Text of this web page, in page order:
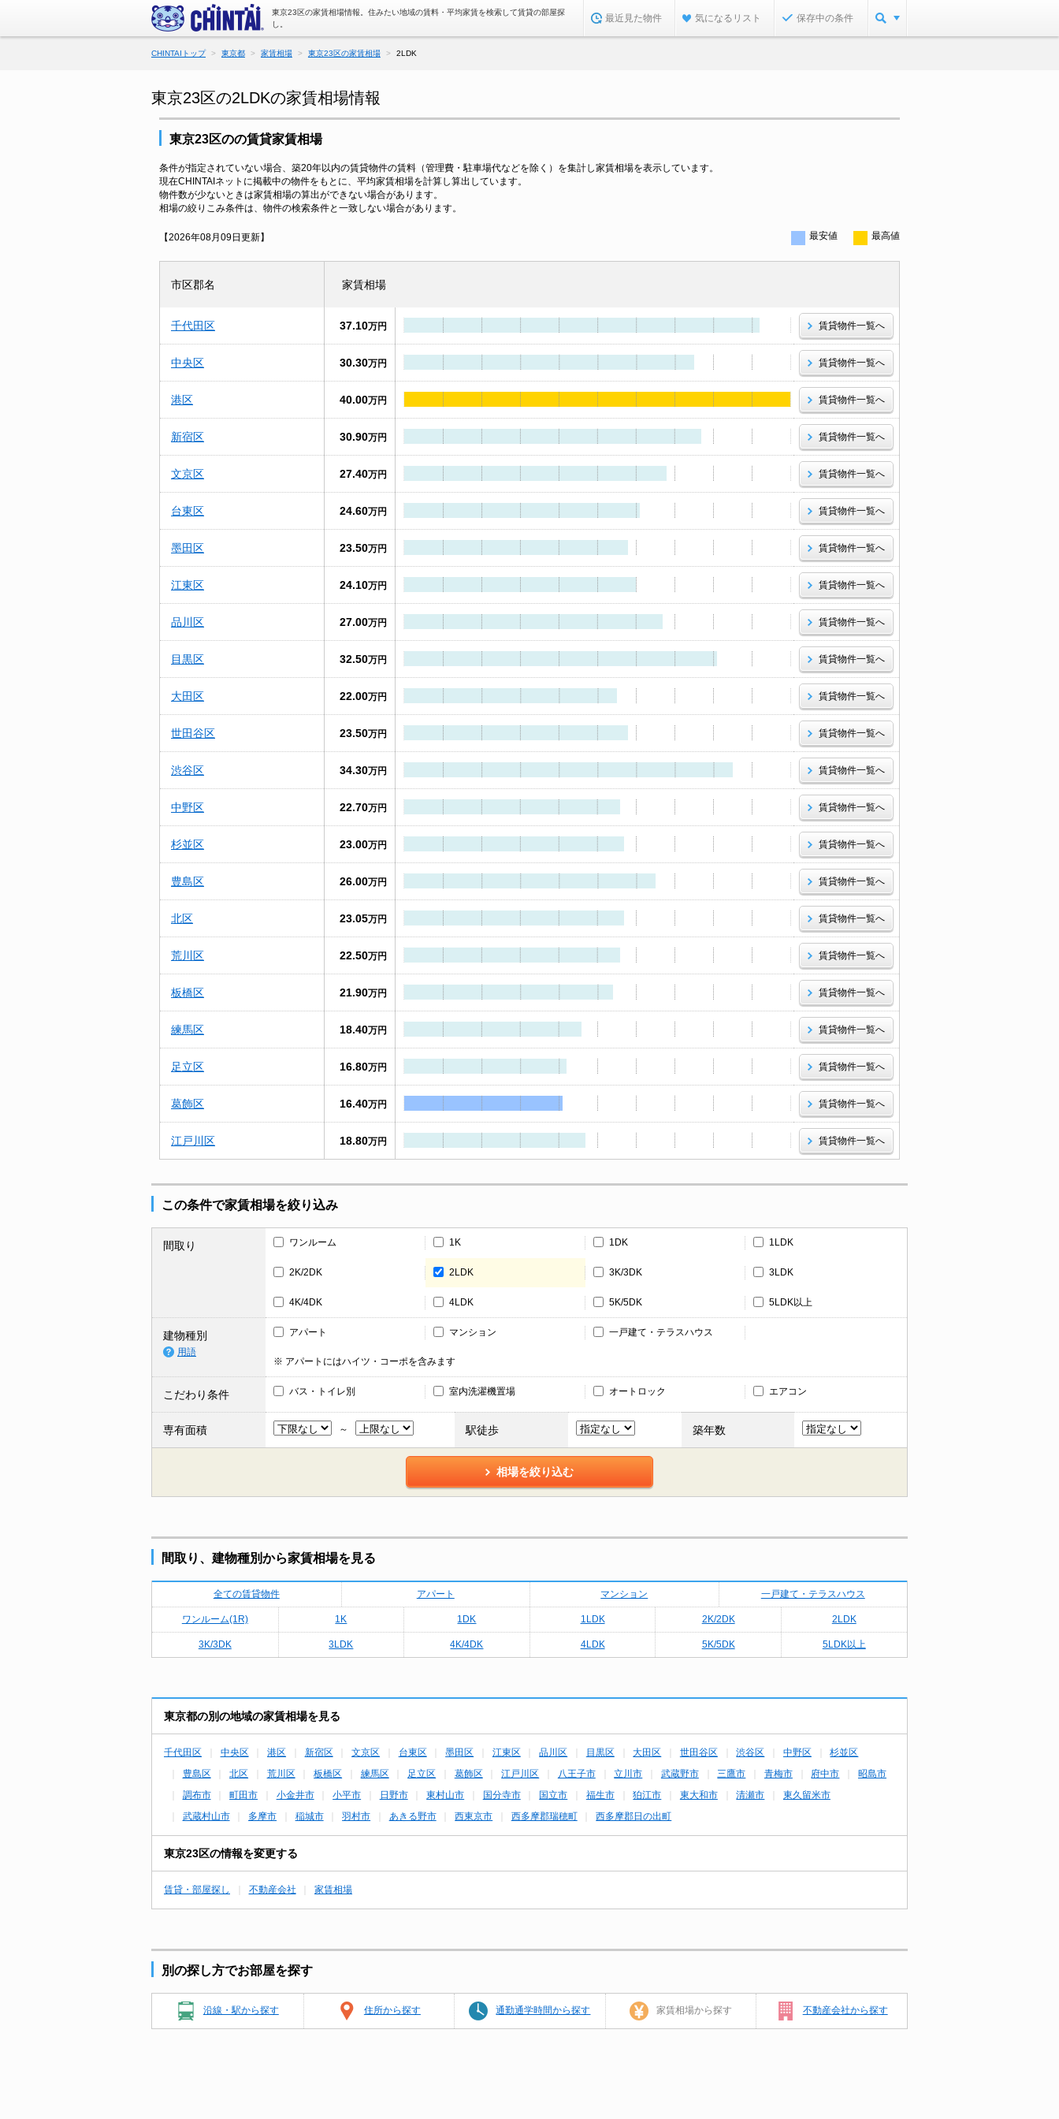
東京23区の家賃相場情報。住みたい地域の賃料・平均家賃を検索して賃貸の部屋探
し。
最近見た物件 気になるリスト 保存中の条件
CHINTAIトップ 東京都 家賃相場 東京23区の家賃相場 2LDK
東京23区の2LDKの家賃相場情報
東京23区のの賃貸家賃相場
条件が指定されていない場合、築20年以内の賃貸物件の賃料（管理費・駐車場代などを除く）を集計し家賃相場を表示しています。
現在CHINTAIネットに掲載中の物件をもとに、平均家賃相場を計算し算出しています。
物件数が少ないときは家賃相場の算出ができない場合があります。
相場の絞りこみ条件は、物件の検索条件と一致しない場合があります。
【2026年08月09日更新】 最安値 最高値
市区郡名 家賃相場
千代田区 37.10万円 賃貸物件一覧へ
中央区 30.30万円 賃貸物件一覧へ
港区 40.00万円 賃貸物件一覧へ
新宿区 30.90万円 賃貸物件一覧へ
文京区 27.40万円 賃貸物件一覧へ
台東区 24.60万円 賃貸物件一覧へ
墨田区 23.50万円 賃貸物件一覧へ
江東区 24.10万円 賃貸物件一覧へ
品川区 27.00万円 賃貸物件一覧へ
目黒区 32.50万円 賃貸物件一覧へ
大田区 22.00万円 賃貸物件一覧へ
世田谷区 23.50万円 賃貸物件一覧へ
渋谷区 34.30万円 賃貸物件一覧へ
中野区 22.70万円 賃貸物件一覧へ
杉並区 23.00万円 賃貸物件一覧へ
豊島区 26.00万円 賃貸物件一覧へ
北区 23.05万円 賃貸物件一覧へ
荒川区 22.50万円 賃貸物件一覧へ
板橋区 21.90万円 賃貸物件一覧へ
練馬区 18.40万円 賃貸物件一覧へ
足立区 16.80万円 賃貸物件一覧へ
葛飾区 16.40万円 賃貸物件一覧へ
江戸川区 18.80万円 賃貸物件一覧へ
この条件で家賃相場を絞り込み
間取り ワンルーム 1K 1DK 1LDK
2K/2DK 2LDK 3K/3DK 3LDK
4K/4DK 4LDK 5K/5DK 5LDK以上
建物種別
用語
アパート マンション 一戸建て・テラスハウス
※ アパートにはハイツ・コーポを含みます
こだわり条件 バス・トイレ別 室内洗濯機置場 オートロック エアコン
専有面積 駅徒歩 築年数
相場を絞り込む
間取り、建物種別から家賃相場を見る
全ての賃貸物件 アパート マンション 一戸建て・テラスハウス
ワンルーム(1R) 1K 1DK 1LDK 2K/2DK 2LDK
3K/3DK 3LDK 4K/4DK 4LDK 5K/5DK 5LDK以上
東京都の別の地域の家賃相場を見る
千代田区 中央区 港区 新宿区 文京区 台東区 墨田区 江東区 品川区 目黒区 大田区 世田谷区 渋谷区 中野区 杉並区
豊島区 北区 荒川区 板橋区 練馬区 足立区 葛飾区 江戸川区 八王子市 立川市 武蔵野市 三鷹市 青梅市 府中市 昭島市
調布市 町田市 小金井市 小平市 日野市 東村山市 国分寺市 国立市 福生市 狛江市 東大和市 清瀬市 東久留米市
武蔵村山市 多摩市 稲城市 羽村市 あきる野市 西東京市 西多摩郡瑞穂町 西多摩郡日の出町
東京23区の情報を変更する
賃貸・部屋探し 不動産会社 家賃相場
別の探し方でお部屋を探す
沿線・駅から探す 住所から探す 通勤通学時間から探す 家賃相場から探す 不動産会社から探す